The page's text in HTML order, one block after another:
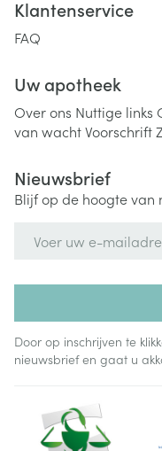
Klantenservice
FAQ
Uw apotheek
Over ons Nuttige links
van wachtVoorschrift
Nieuwsbrief
Blijf op de hoogte van
Door op inschrijven te
nieuwsbrief en gaat u